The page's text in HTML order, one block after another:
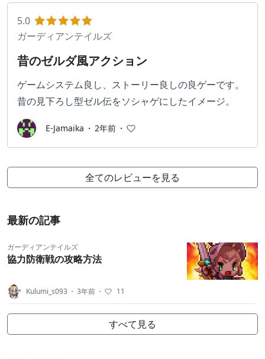
5.0
ガーディアンテイルズ
昔のゼルダ風アクション
ゲームシステム良し、ストーリー良しの良ゲーです。
昔の見下ろし型ゼル伝をソシャゲにしたイメージ。
E-Jamaika ・ 2年前 ・
全てのレビューを見る
最新の記事
ガーディアンテイルズ
協力防衛戦の攻略方法
Kulumi_s093 ・ 3年前 ・ 11
すべて見る